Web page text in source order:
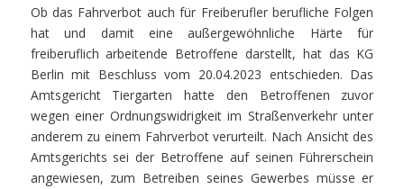
Ob das Fahrverbot auch für Freiberufler berufliche Folgen
hat und damit eine außergewöhnliche Härte für
freiberuflich arbeitende Betroffene darstellt, hat das KG
Berlin mit Beschluss vom 20.04.2023 entschieden. Das
Amtsgericht Tiergarten hatte den Betroffenen zuvor
wegen einer Ordnungswidrigkeit im Straßenverkehr unter
anderem zu einem Fahrverbot verurteilt. Nach Ansicht des
Amtsgerichts sei der Betroffene auf seinen Führerschein
angewiesen, zum Betreiben seines Gewerbes müsse er